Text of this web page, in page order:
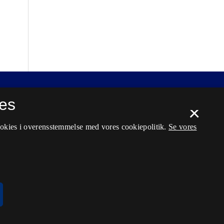
×
i overensstemmelse med vores cookiepolitik. Se vores